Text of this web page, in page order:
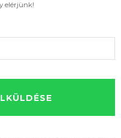
elérjünk!